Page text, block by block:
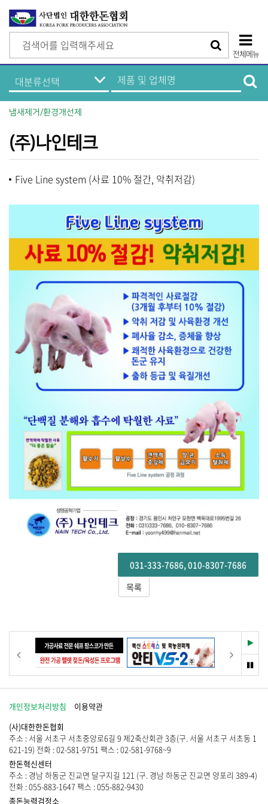
색
전체메뉴
단
모
일
메
뉴
기
업
정
보
뉴
품
및
업
냄새제거/환경개선제
(주)나인테크
Five Line system (사료 10% 절간, 악취저감)
031-333-7686, 010-8307-7686
목록
재
생
멈
춤
개인정보처리방침
이용약관
(사)대한한돈협회
주소 : 서울 서초구 서초중앙로6길 9 제2축산회관 3층(구. 서울 서초구 서초동 1
621-19) 전화 : 02-581-9751 팩스 : 02-581-9768~9
한돈혁신센터
주소 : 경남 하동군 진교면 달구지길 121 (구. 경남 하동군 진교면 양포리 389-4)
전화 : 055-883-1647 팩스 : 055-882-9430
종돈능력검정소